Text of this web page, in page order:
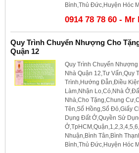
Bình,Thủ Đức,Huyện Hóc
0914 78 78 60 - Mr
Quy Trình Chuyển Nhượng Cho
Quận 12
Quy Trình Chuyển
Nhà Quận 12,Tư Vấn,Quy
Trình,Hướng Đẫn,Điều
Làm,Nhận Lo,Có,Nhà
Nhà,Cho Tặng,Chung
Tên,Sổ Hồng,Sổ Đỏ,Giấy
Dụng Đất Ở,Quyền Sử
Nhuận,Bình Tân,Bình
Bình,Thủ Đức,Huyện Hóc